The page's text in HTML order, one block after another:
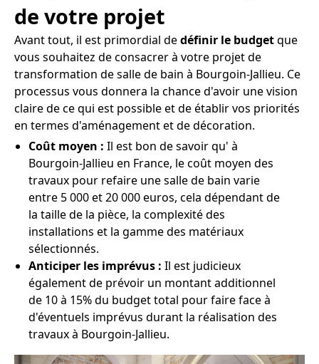
de votre projet
Avant tout, il est primordial dedéfinir le budgetque
vous souhaitez de consacrer à votre projet de
transformation de salle de bain à Bourgoin-Jallieu. Ce
processus vous donnera la chance d'avoir une vision
claire de ce qui est possible et de établir vos priorités
en termes d'aménagement et de décoration.
Coût moyen : Il est bon de savoir qu' à
Bourgoin-Jallieu en France, le coût moyen des
travaux pour refaire une salle de bain varie
entre 5 000 et 20 000 euros, cela dépendant de
la taille de la pièce, la complexité des
installations et la gamme des matériaux
sélectionnés.
Anticiper les imprévus : Il est judicieux
également de prévoir un montant additionnel
de 10 à 15% du budget total pour faire face à
d'éventuels imprévus durant la réalisation des
travaux à Bourgoin-Jallieu.